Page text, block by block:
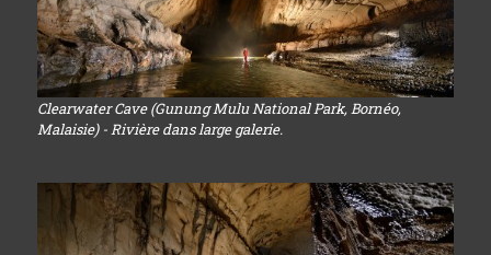
Clearwater Cave (Gunung Mulu National Park, Bornéo,
Malaisie) - Rivière dans large galerie.